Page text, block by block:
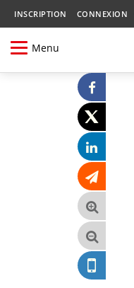
INSCRIPTION CONNEXION
Menu